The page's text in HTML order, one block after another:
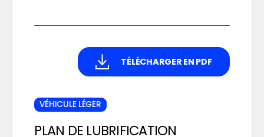
TÉLÉCHARGER EN PDF
VÉHICULE LÉGER
PLAN DE LUBRIFICATION